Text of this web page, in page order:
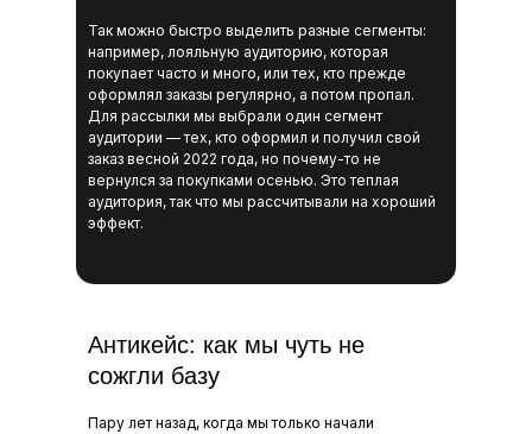
Так можно быстро выделить разные сегменты:
например, лояльную аудиторию, которая
покупает часто и много, или тех, кто прежде
оформлял заказы регулярно, а потом пропал.
Для рассылки мы выбрали один сегмент
аудитории — тех, кто оформил и получил свой
заказ весной 2022 года, но почему-то не
вернулся за покупками осенью. Это теплая
аудитория, так что мы рассчитывали на хороший
эффект.
Антикейс: как мы чуть не
сожгли базу
Пару лет назад, когда мы только начали